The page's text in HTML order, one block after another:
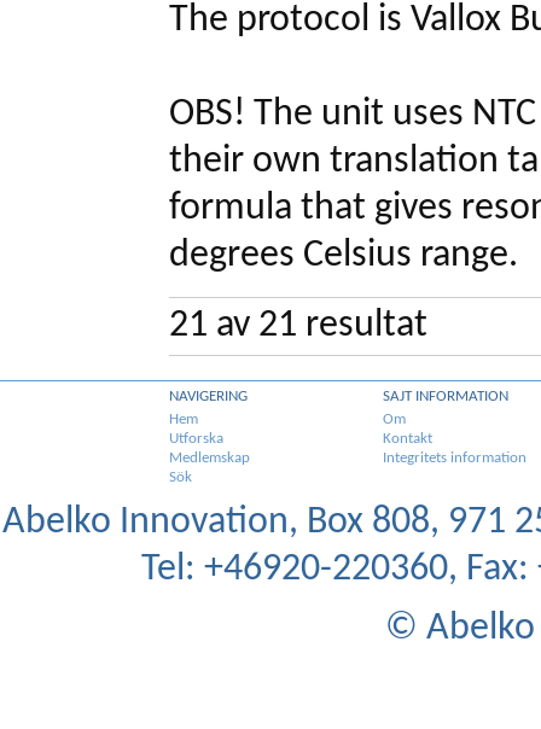
The protocol is Vallox
OBS! The unit uses
their own translation
formula that gives
degrees Celsius range.
21 av 21 resultat
NAVIGERING
Hem
Utforska
Medlemskap
Sök
SAJT INFORMATION
Om
Kontakt
Integritets information
Abelko Innovation, Box 808, 971
Tel: +46920-220360,
© Abelko